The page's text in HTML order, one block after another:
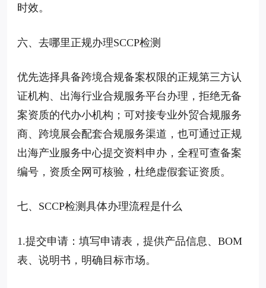
时效。
六、去哪里正规办理SCCP检测
优先选择具备跨境合规备案权限的正规第三方认
证机构、出海行业合规服务平台办理，拒绝无备
案资质的代办小机构；可对接专业外贸合规服务
商、跨境展会配套合规服务渠道，也可通过正规
出海产业服务中心提交资料申办，全程可查备案
编号，资质全网可核验，杜绝虚假套证资质。
七、SCCP检测具体办理流程是什么
1.提交申请：填写申请表，提供产品信息、BOM
表、说明书，明确目标市场。